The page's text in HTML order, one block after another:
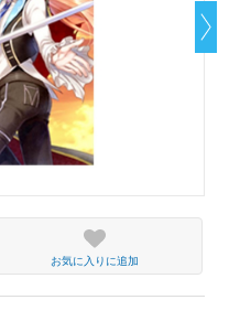
お気に入りに追加